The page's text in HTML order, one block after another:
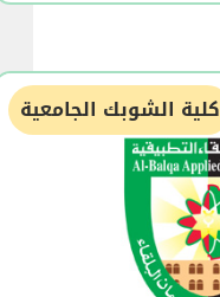
كلية الشوبك الجامعية